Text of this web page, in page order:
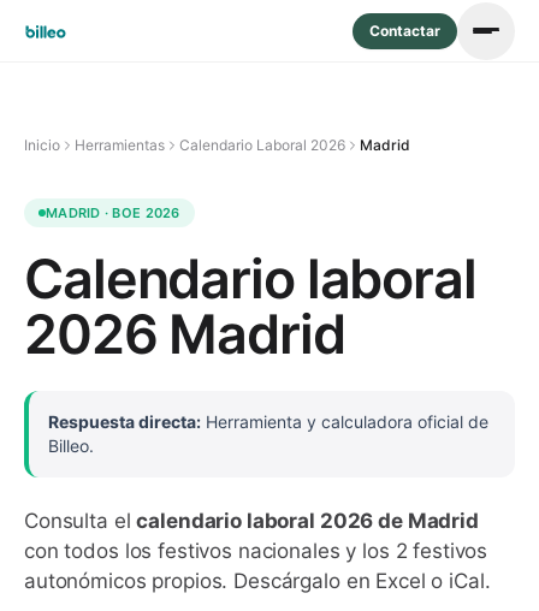
Contactar
Inicio Herramientas Calendario Laboral 2026 Madrid
MADRID · BOE 2026
Calendario laboral
2026 Madrid
Respuesta directa: Herramienta y calculadora oficial de
Billeo.
Consulta elcalendario laboral 2026 de Madrid
con todos los festivos nacionales y los 2 festivos
autonómicos propios. Descárgalo en Excel o iCal.